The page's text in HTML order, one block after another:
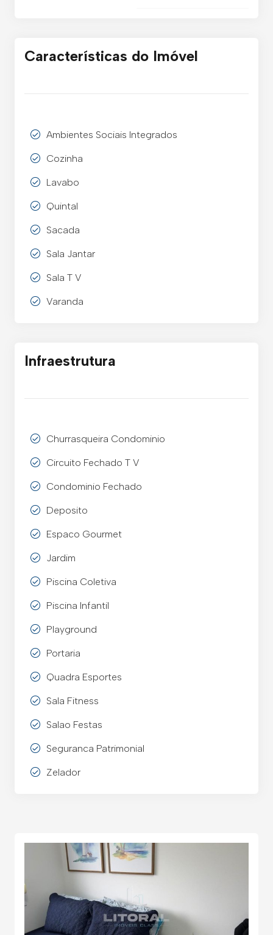
Características do Imóvel
Ambientes Sociais Integrados
Cozinha
Lavabo
Quintal
Sacada
Sala Jantar
Sala T V
Varanda
Infraestrutura
Churrasqueira Condominio
Circuito Fechado T V
Condominio Fechado
Deposito
Espaco Gourmet
Jardim
Piscina Coletiva
Piscina Infantil
Playground
Portaria
Quadra Esportes
Sala Fitness
Salao Festas
Seguranca Patrimonial
Zelador